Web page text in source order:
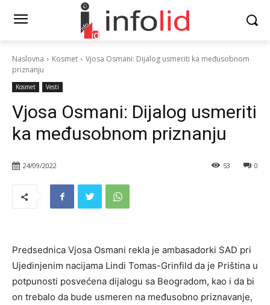
Naslovna Kosmet
Vjosa Osmani: Dijalog usmeriti ka međusobnom
priznanju
Kosmet Vesti
Vjosa Osmani: Dijalog usmeriti
ka međusobnom priznanju
24/09/2022 0
53
Predsednica Vjosa Osmani rekla je ambasadorki SAD pri
Ujedinjenim nacijama Lindi Tomas-Grinfild da je Priština u
potpunosti posvećena dijalogu sa Beogradom, kao i da bi
on trebalo da bude usmeren na međusobno priznavanje,